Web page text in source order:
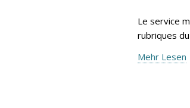
Le service
rubriques
Mehr Lesen